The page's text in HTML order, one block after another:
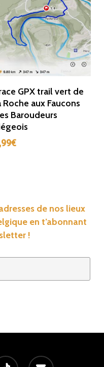
Ajouter Au Panier
GPX trail vert de
Roche aux Faucons
Baroudeurs
€
de nos lieux
en t’abonnant
!
email